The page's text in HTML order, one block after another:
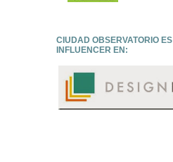
CIUDAD OBSERVATORIO ES
INFLUENCER EN: